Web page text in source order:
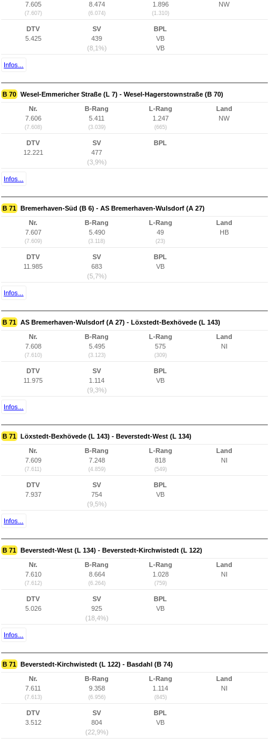
7.605
(7.607)
8.474
(6.074)
1.896
(1.310)
NW
DTV
5.425
SV
439
(8,1%)
BPL
VB
VB
Infos...
B 70 Wesel-Emmericher Straße (L 7) - Wesel-Hagerstownstraße (B 70)
Nr.
7.606
(7.608)
B-Rang
5.411
(3.039)
L-Rang
1.247
(665)
Land
NW
DTV
12.221
SV
477
(3,9%)
BPL
Infos...
B 71 Bremerhaven-Süd (B 6) - AS Bremerhaven-Wulsdorf (A 27)
Nr.
7.607
(7.609)
B-Rang
5.490
(3.118)
L-Rang
49
(23)
Land
HB
DTV
11.985
SV
683
(5,7%)
BPL
VB
Infos...
B 71 AS Bremerhaven-Wulsdorf (A 27) - Löxstedt-Bexhövede (L 143)
Nr.
7.608
(7.610)
B-Rang
5.495
(3.123)
L-Rang
575
(309)
Land
NI
DTV
11.975
SV
1.114
(9,3%)
BPL
VB
Infos...
B 71 Löxstedt-Bexhövede (L 143) - Beverstedt-West (L 134)
Nr.
7.609
(7.611)
B-Rang
7.248
(4.859)
L-Rang
818
(549)
Land
NI
DTV
7.937
SV
754
(9,5%)
BPL
VB
Infos...
B 71 Beverstedt-West (L 134) - Beverstedt-Kirchwistedt (L 122)
Nr.
7.610
(7.612)
B-Rang
8.664
(6.264)
L-Rang
1.028
(759)
Land
NI
DTV
5.026
SV
925
(18,4%)
BPL
VB
Infos...
B 71 Beverstedt-Kirchwistedt (L 122) - Basdahl (B 74)
Nr.
7.611
(7.613)
B-Rang
9.358
(6.956)
L-Rang
1.114
(845)
Land
NI
DTV
3.512
SV
804
(22,9%)
BPL
VB